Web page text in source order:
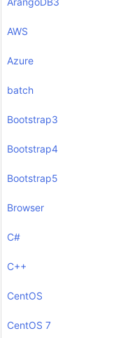
AWS
Azure
batch
Bootstrap3
Bootstrap4
Bootstrap5
Browser
C#
C++
CentOS
CentOS 7